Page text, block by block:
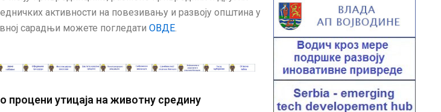
активности на повезивању и развоју општина у
сарадњи можете погледати ОВДЕ.
процени утицаја на животну средину